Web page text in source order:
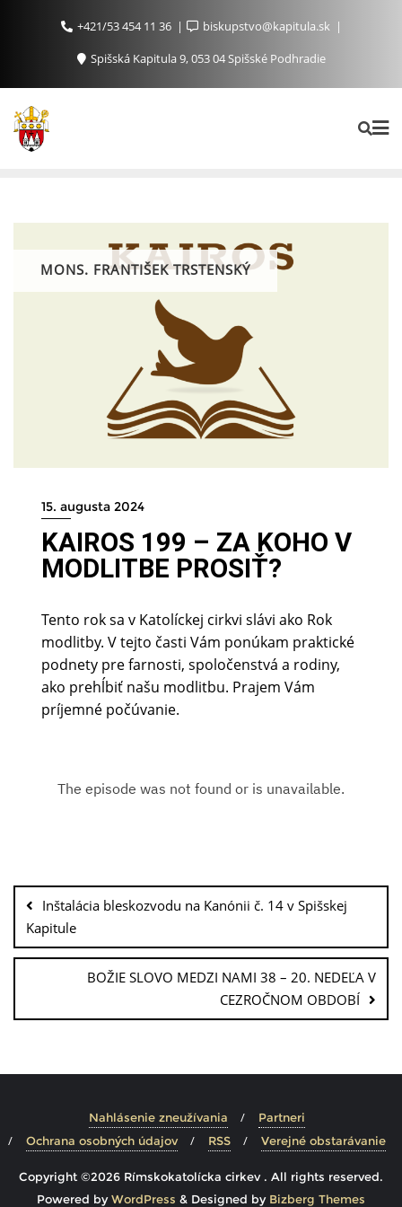
+421/53 454 11 36
biskupstvo@kapitula.sk
Spišská Kapitula 9, 053 04 Spišské Podhradie
MONS. FRANTIŠEK TRSTENSKÝ
15. augusta 2024
KAIROS 199 – ZA KOHO V
MODLITBE PROSIŤ?
Tento rok sa v Katolíckej cirkvi slávi ako Rok
modlitby. V tejto časti Vám ponúkam praktické
podnety pre farnosti, spoločenstvá a rodiny,
ako prehĺbiť našu modlitbu. Prajem Vám
príjemné počúvanie.
Inštalácia bleskozvodu na Kanónii č. 14 v Spišskej
Kapitule
BOŽIE SLOVO MEDZI NAMI 38 – 20. NEDEĽA V
CEZROČNOM OBDOBÍ
Nahlásenie zneužívania
Partneri
Ochrana osobných údajov
RSS Verejné obstarávanie
Copyright ©2026 Rímskokatolícka cirkev . All rights reserved.
Powered byWordPress & Designed by Bizberg Themes